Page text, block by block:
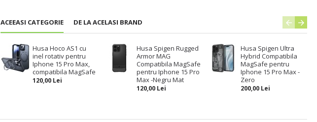
ACEEASI CATEGORIE DE LA ACELASI BRAND
Husa Hoco AS1 cu
inel rotativ pentru
Iphone 15 Pro Max,
compatibila MagSafe
120,00 Lei
Husa Spigen Rugged
Armor MAG
Compatibila MagSafe
pentru Iphone 15 Pro
Max -Negru Mat
120,00 Lei
Husa Spigen Ultra
Hybrid Compatibila
MagSafe pentru
Iphone 15 Pro Max -
Zero
200,00 Lei